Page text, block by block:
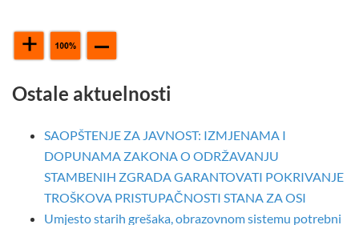
Ostale aktuelnosti
SAOPŠTENJE ZA JAVNOST: IZMJENAMA I
DOPUNAMA ZAKONA O ODRŽAVANJU
STAMBENIH ZGRADA GARANTOVATI POKRIVANJE
TROŠKOVA PRISTUPAČNOSTI STANA ZA OSI
Umjesto starih grešaka, obrazovnom sistemu potrebni